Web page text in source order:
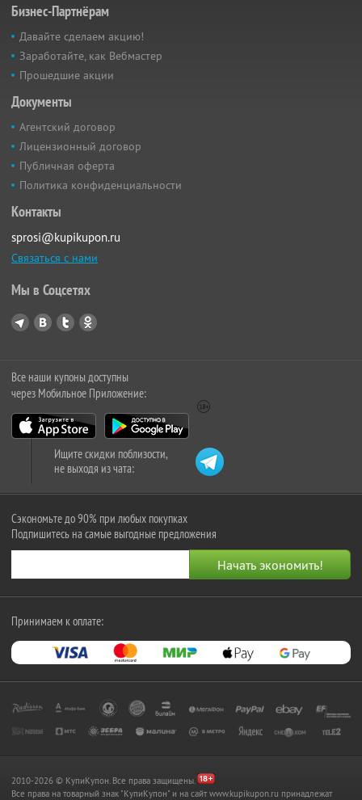
Бизнес-Партнёрам
Давайте сделаем акцию!
Заработайте, как Вебмастер
Прошедшие акции
Документы
Агентский договор
Лицензионный договор
Публичная оферта
Политика конфиденциальности
Контакты
sprosi@kupikupon.ru
Связаться с нами
Мы в Соцсетях
Все наши купоны доступны
через Мобильное Приложение:
Ищите скидки поблизости,
не выходя из чата:
Сэкономьте до 90% при любых покупках
Подпишитесь на самые выгодные предложения
Принимаем к оплате:
2010-2026 © КупиКупон. Все права защищены.
Все права на товарный знак "КупиКупон" и на сайт www.kupikupon.ru принадлежат